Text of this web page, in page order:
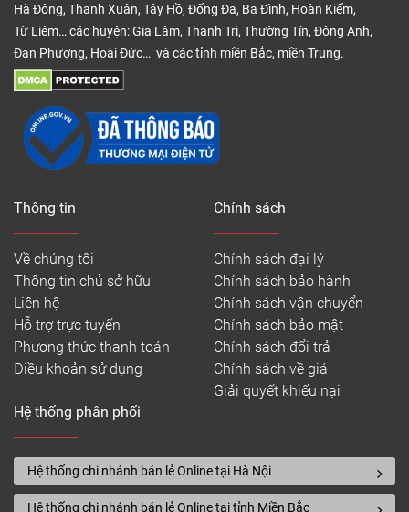
Hà Đông, Thanh Xuân, Tây Hồ, Đống Đa, Ba Đình, Hoàn Kiếm,
Từ Liêm… các huyện: Gia Lâm, Thanh Trì, Thường Tín, Đông Anh,
Đan Phượng, Hoài Đức… và các tỉnh miền Bắc, miền Trung.
Thông tin
Về chúng tôi
Thông tin chủ sở hữu
Liên hệ
Hỗ trợ trực tuyến
Phương thức thanh toán
Điều khoản sử dụng
Chính sách
Chính sách đại lý
Chính sách bảo hành
Chính sách vận chuyển
Chính sách bảo mật
Chính sách đổi trả
Chính sách về giá
Giải quyết khiếu nại
Hệ thống phân phối
Hệ thống chi nhánh bán lẻ Online tại Hà Nội
Hệ thống chi nhánh bán lẻ Online tại tỉnh Miền Bắc